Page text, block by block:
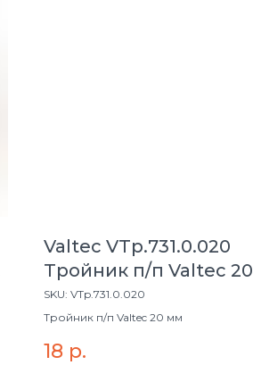
Valtec VTp.731.0.020
Тройник п/п Valtec 20
мм
SKU: VTp.731.0.020
Тройник п/п Valtec 20 мм
18 р.